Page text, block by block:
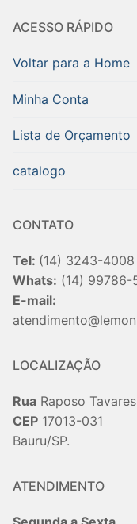
ACESSO RÁPIDO
Voltar para a Home
Minha Conta
Lista de Orçamento
catalogo
CONTATO
Tel: (14) 3243-4008
Whats: (14) 99786-
E-mail:
LOCALIZAÇÃO
Rua Raposo
CEP 17013-031
Bauru/SP.
ATENDIMENTO